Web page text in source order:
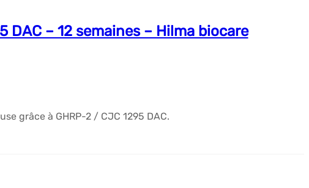
DAC – 12 semaines – Hilma biocare
grâce à GHRP-2 / CJC 1295 DAC.